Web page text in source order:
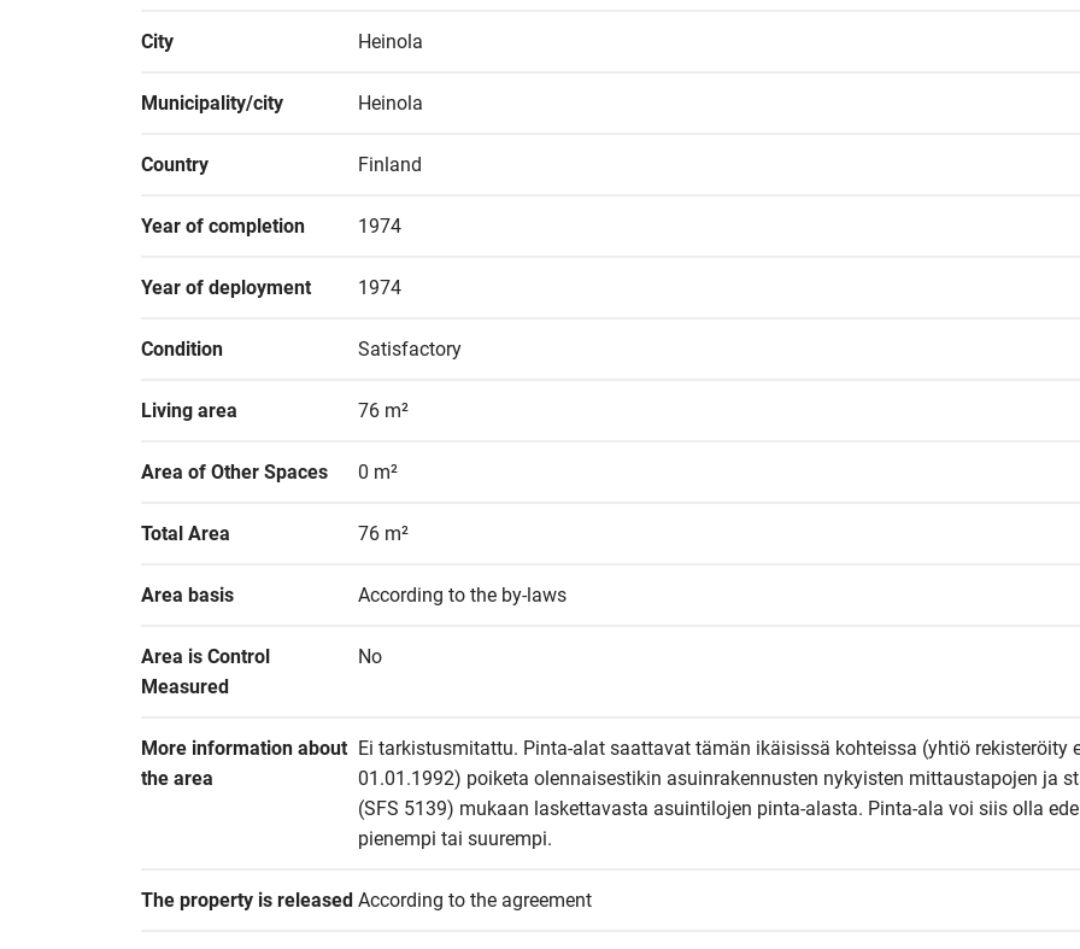
City Heinola
Municipality/city Heinola
Country Finland
Year of completion 1974
Year of deployment 1974
Condition Satisfactory
Living area 76 m²
Area of Other Spaces 0 m²
Total Area 76 m²
Area basis According to the by-laws
Area is Control
Measured
No
More information about
the area
Ei tarkistusmitattu. Pinta-alat saattavat tämän ikäisissä kohteissa (yhtiö rekisteröity
01.01.1992) poiketa olennaisestikin asuinrakennusten nykyisten mittaustapojen ja
(SFS 5139) mukaan laskettavasta asuintilojen pinta-alasta. Pinta-ala voi siis olla
pienempi tai suurempi.
The property is released According to the agreement